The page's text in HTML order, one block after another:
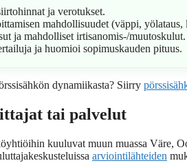
ja verotukset.
mahdollisuudet (väppi, yölataus,
ja mahdolliset irtisanomis-/muutoskulut.
ja huomioi sopimuskauden pituus.
dynamiikasta? Siirry
tai palvelut
kuuluvat muun muassa Väre,
arviointilähteiden